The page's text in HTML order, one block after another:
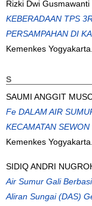
Rizki Dwi Gusmawanti
KEBERADAAN TPS
PERSAMPAHAN DI
Kemenkes Yogyakarta.
S
SAUMI ANGGIT
Fe DALAM AIR
KECAMATAN
Kemenkes Yogyakarta.
SIDIQ ANDRI
Air Sumur Gali
Aliran Sungai (DAS)